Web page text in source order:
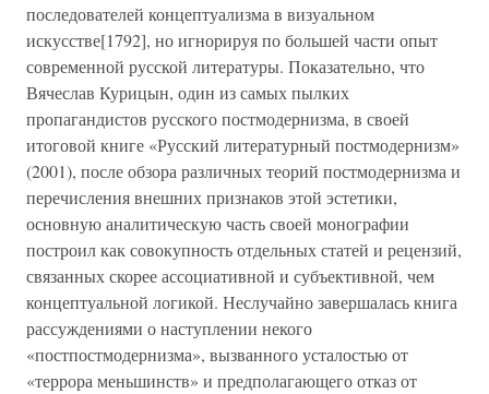
последователей концептуализма в визуальном
искусстве[1792], но игнорируя по большей части опыт
современной русской литературы. Показательно, что
Вячеслав Курицын, один из самых пылких
пропагандистов русского постмодернизма, в своей
итоговой книге «Русский литературный постмодернизм»
(2001), после обзора различных теорий постмодернизма и
перечисления внешних признаков этой эстетики,
основную аналитическую часть своей монографии
построил как совокупность отдельных статей и рецензий,
связанных скорее ассоциативной и субъективной, чем
концептуальной логикой. Неслучайно завершалась книга
рассуждениями о наступлении некого
«постпостмодернизма», вызванного усталостью от
«террора меньшинств» и предполагающего отказ от